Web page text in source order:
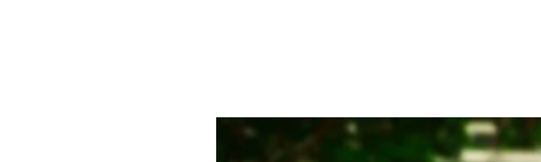
Transfert